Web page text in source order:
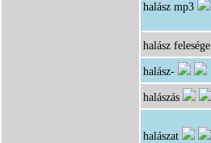
halász mp3
halász felesége
halász-
halászás
halászat